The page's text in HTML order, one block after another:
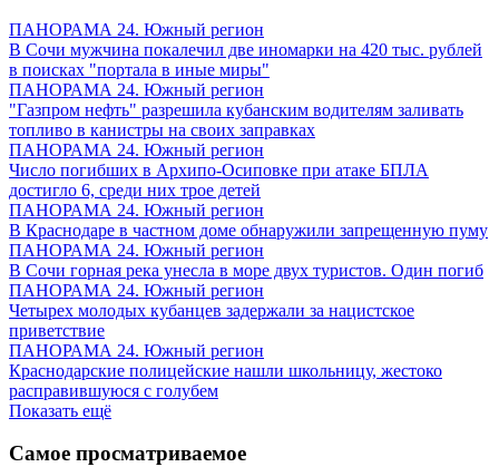
ПАНОРАМА 24. Южный регион
В Сочи мужчина покалечил две иномарки на 420 тыс. рублей
в поисках "портала в иные миры"
ПАНОРАМА 24. Южный регион
"Газпром нефть" разрешила кубанским водителям заливать
топливо в канистры на своих заправках
ПАНОРАМА 24. Южный регион
Число погибших в Архипо-Осиповке при атаке БПЛА
достигло 6, среди них трое детей
ПАНОРАМА 24. Южный регион
В Краснодаре в частном доме обнаружили запрещенную пуму
ПАНОРАМА 24. Южный регион
В Сочи горная река унесла в море двух туристов. Один погиб
ПАНОРАМА 24. Южный регион
Четырех молодых кубанцев задержали за нацистское
приветствие
ПАНОРАМА 24. Южный регион
Краснодарские полицейские нашли школьницу, жестоко
расправившуюся с голубем
Показать ещё
Самое просматриваемое